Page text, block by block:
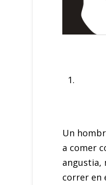
Un
a comer
angustia,
correr en